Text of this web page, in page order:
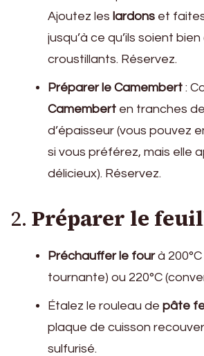
Ajoutez les lardons et
jusqu’à ce qu’ils soient
croustillants. Réservez.
Préparer le Camembert :
Camembert en tranches
d’épaisseur (vous pouvez
si vous préférez, mais elle
délicieux). Réservez.
2. Préparer le
Préchauffer le fourà
tournante) ou 220°C
Étalez le rouleau de pâte
plaque de cuisson
sulfurisé.